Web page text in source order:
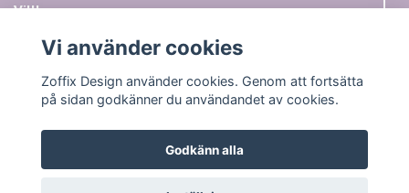
Villkor mm
Vi använder cookies
Zoffix Design använder cookies. Genom att fortsätta
på sidan godkänner du användandet av cookies.
Godkänn alla